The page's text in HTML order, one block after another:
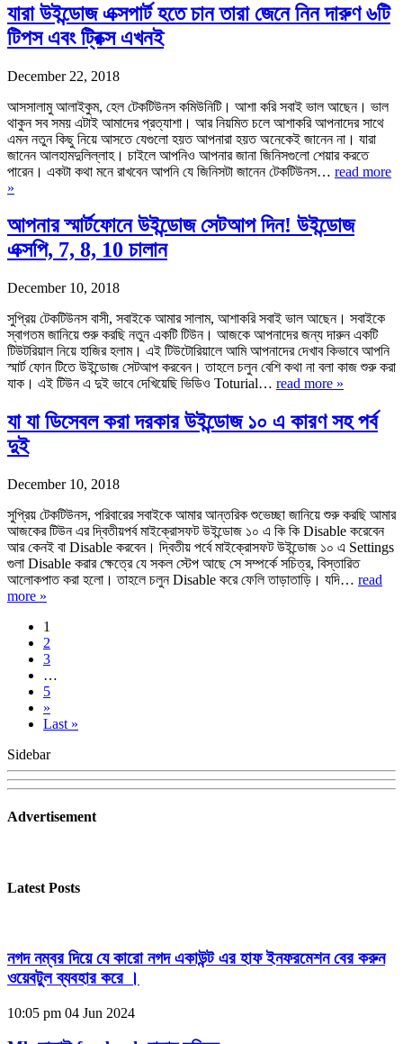
যারা উইন্ডোজ এক্সপার্ট হতে চান তারা জেনে নিন দারুণ ৬টি
টিপস এবং ট্রিক্স এখনই
December 22, 2018
আসসালামু আলাইকুম, হেল টেকটিউনস কমিউনিটি। আশা করি সবাই ভাল আছেন। ভাল
থাকুন সব সময় এটাই আমাদের প্রত্যাশা। আর নিয়মিত চলে আশাকরি আপনাদের সাথে
এমন নতুন কিছু নিয়ে আসতে যেগুলো হয়ত আপনারা হয়ত অনেকেই জানেন না। যারা
জানেন আলহামদুলিল্লাহ। চাইলে আপনিও আপনার জানা জিনিসগুলো শেয়ার করতে
পারেন। একটা কথা মনে রাখবেন আপনি যে জিনিসটা জানেন টেকটিউনস… read more
»
আপনার স্মার্টফোনে উইন্ডোজ সেটআপ দিন! উইন্ডোজ
এক্সপি, 7, 8, 10 চালান
December 10, 2018
সুপ্রিয় টেকটিউনস বাসী, সবাইকে আমার সালাম, আশাকরি সবাই ভাল আছেন। সবাইকে
স্বাগতম জানিয়ে শুরু করছি নতুন একটি টিউন। আজকে আপনাদের জন্য দারুন একটি
টিউটরিয়াল নিয়ে হাজির হলাম। এই টিউটোরিয়ালে আমি আপনাদের দেখাব কিভাবে আপনি
স্মার্ট ফোন টিতে উইন্ডোজ সেটআপ করবেন। তাহলে চলুন বেশি কথা না বলা কাজ শুরু করা
যাক। এই টিউন এ দুই ভাবে দেখিয়েছি ভিডিও Toturial… read more »
যা যা ডিসেবল করা দরকার উইন্ডোজ ১০ এ কারণ সহ পর্ব
দুই
December 10, 2018
সুপ্রিয় টেকটিউনস, পরিবারের সবাইকে আমার আন্তরিক শুভেচ্ছা জানিয়ে শুরু করছি আমার
আজকের টিউন এর দ্বিতীয়পর্ব মাইক্রোসফট উইন্ডোজ ১০ এ কি কি Disable করেবেন
আর কেনই বা Disable করবেন। দ্বিতীয় পর্বে মাইক্রোসফট উইন্ডোজ ১০ এ Settings
গুলা Disable করার ক্ষেত্রে যে সকল স্টেপ আছে সে সম্পর্কে সচিত্র, বিস্তারিত
আলোকপাত করা হলো। তাহলে চলুন Disable করে ফেলি তাড়াতাড়ি। যদি… read
more »
1
2
3
…
5
»
Last »
Sidebar
Advertisement
Latest Posts
নগদ নম্বর দিয়ে যে কারো নগদ একাউন্ট এর হাফ ইনফরমেশন বের করুন
ওয়েবটুল ব্যবহার করে ।
10:05 pm 04 Jun 2024